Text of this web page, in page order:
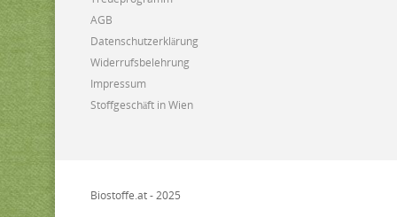
AGB
Datenschutzerklärung
Widerrufsbelehrung
Impressum
Stoffgeschäft in Wien
Biostoffe.at - 2025